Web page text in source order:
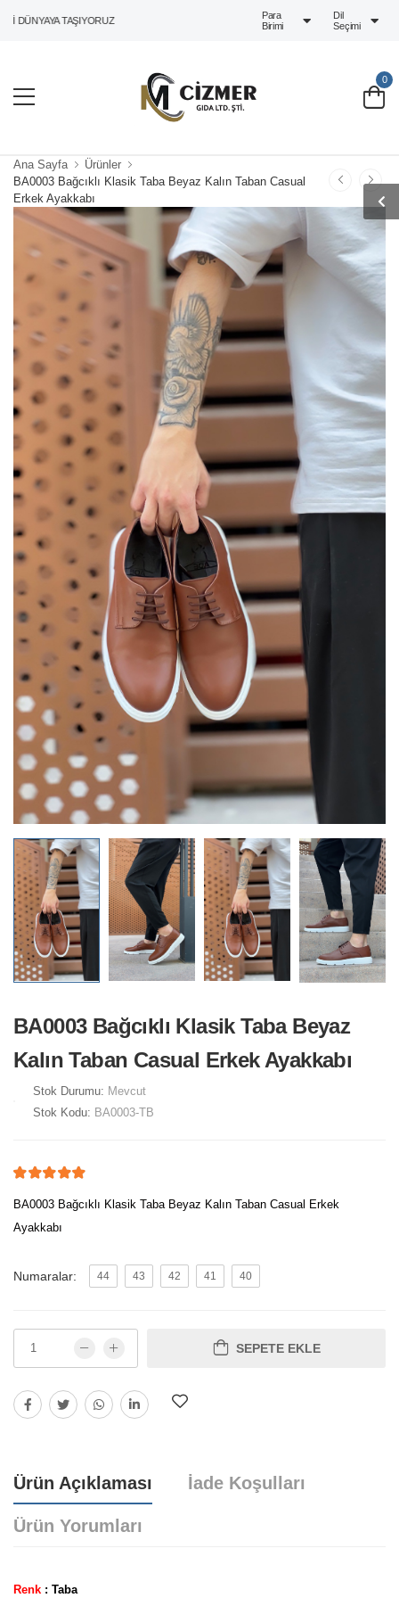
TAŞIYORUZ
Para
Birimi
Dil
Seçimi
0
Ana Sayfa
Ürünler
BA0003 Bağcıklı Klasik Taba Beyaz Kalın Taban Casual
Erkek Ayakkabı
BA0003 Bağcıklı Klasik Taba Beyaz
Kalın Taban Casual Erkek Ayakkabı
Stok Durumu: Mevcut
Stok Kodu: BA0003-TB
BA0003 Bağcıklı Klasik Taba Beyaz Kalın Taban Casual Erkek
Ayakkabı
Numaralar: 44 43 42 41 40
SEPETE EKLE
Ürün Açıklaması İade Koşulları
Ürün Yorumları
Renk : Taba